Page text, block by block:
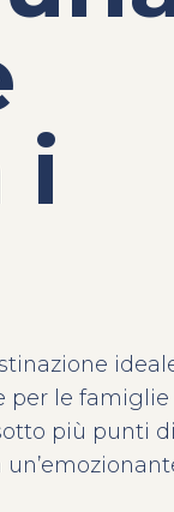
i
per le
più punti